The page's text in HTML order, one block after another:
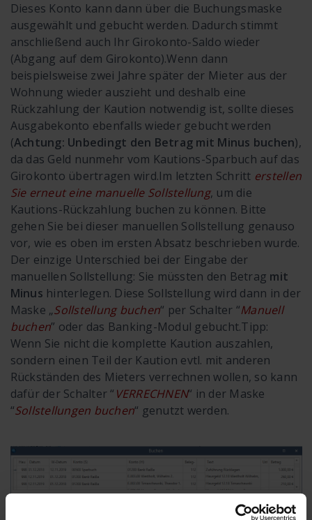
Dieses Konto kann dann über die Buchungsmaske
ausgewählt und gebucht werden. Dadurch stimmt
anschließend auch Ihr Girokonto-Saldo wieder
(Abgang auf dem Girokonto).Wenn dann
beispielsweise zwei Jahre später der Mieter aus der
Wohnung wieder auszieht und deshalb eine
Rückzahlung der Kaution notwendig ist, sollte dieses
Ausgabekonto ebenfalls wieder gebucht werden
(Achtung: Unbedingt den Betrag mit Minus buchen),
da das Geld nunmehr vom Kautions-Sparbuch auf das
Girokonto übertragen wird.Im letzten Schritt erstellen
Sie erneut eine manuelle Sollstellung, um die
Kautions-Rückzahlung buchen zu können. Bitte
gehen Sie bei dieser manuellen Sollstellung genauso
vor, wie es oben im ersten Absatz beschrieben wurde.
Der einzige Unterschied bei der Eingabe der
manuellen Sollstellung: Sie müssten den Betrag mit
Minus hinterlegen. Diese Sollstellung wird dann in der
Maske „Sollstellung buchen“ per Schalter “Manuell
buchen” oder das Banking-Modul gebucht.Tipp:
Wenn Sie nicht die komplette Kaution auszahlen,
sondern einen Teil der Kaution evtl. mit anderen
Rückständen des Mieters verrechnen wollen, so kann
dafür der Schalter “ VERRECHNEN“ in der Maske
“Sollstellungen buchen“ genutzt werden.